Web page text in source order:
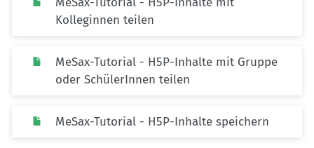
Kolleginnen teilen
MeSax-Tutorial - H5P-Inhalte mit Gruppe
oder SchülerInnen teilen
MeSax-Tutorial - H5P-Inhalte speichern